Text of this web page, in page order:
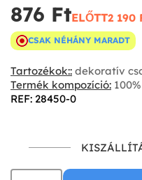
876 Ft‎ELŐTT2 190
CSAK NÉHÁNY MARADT
Tartozékok:: dekoratív
Termék kompozíció:
REF: 28450-0